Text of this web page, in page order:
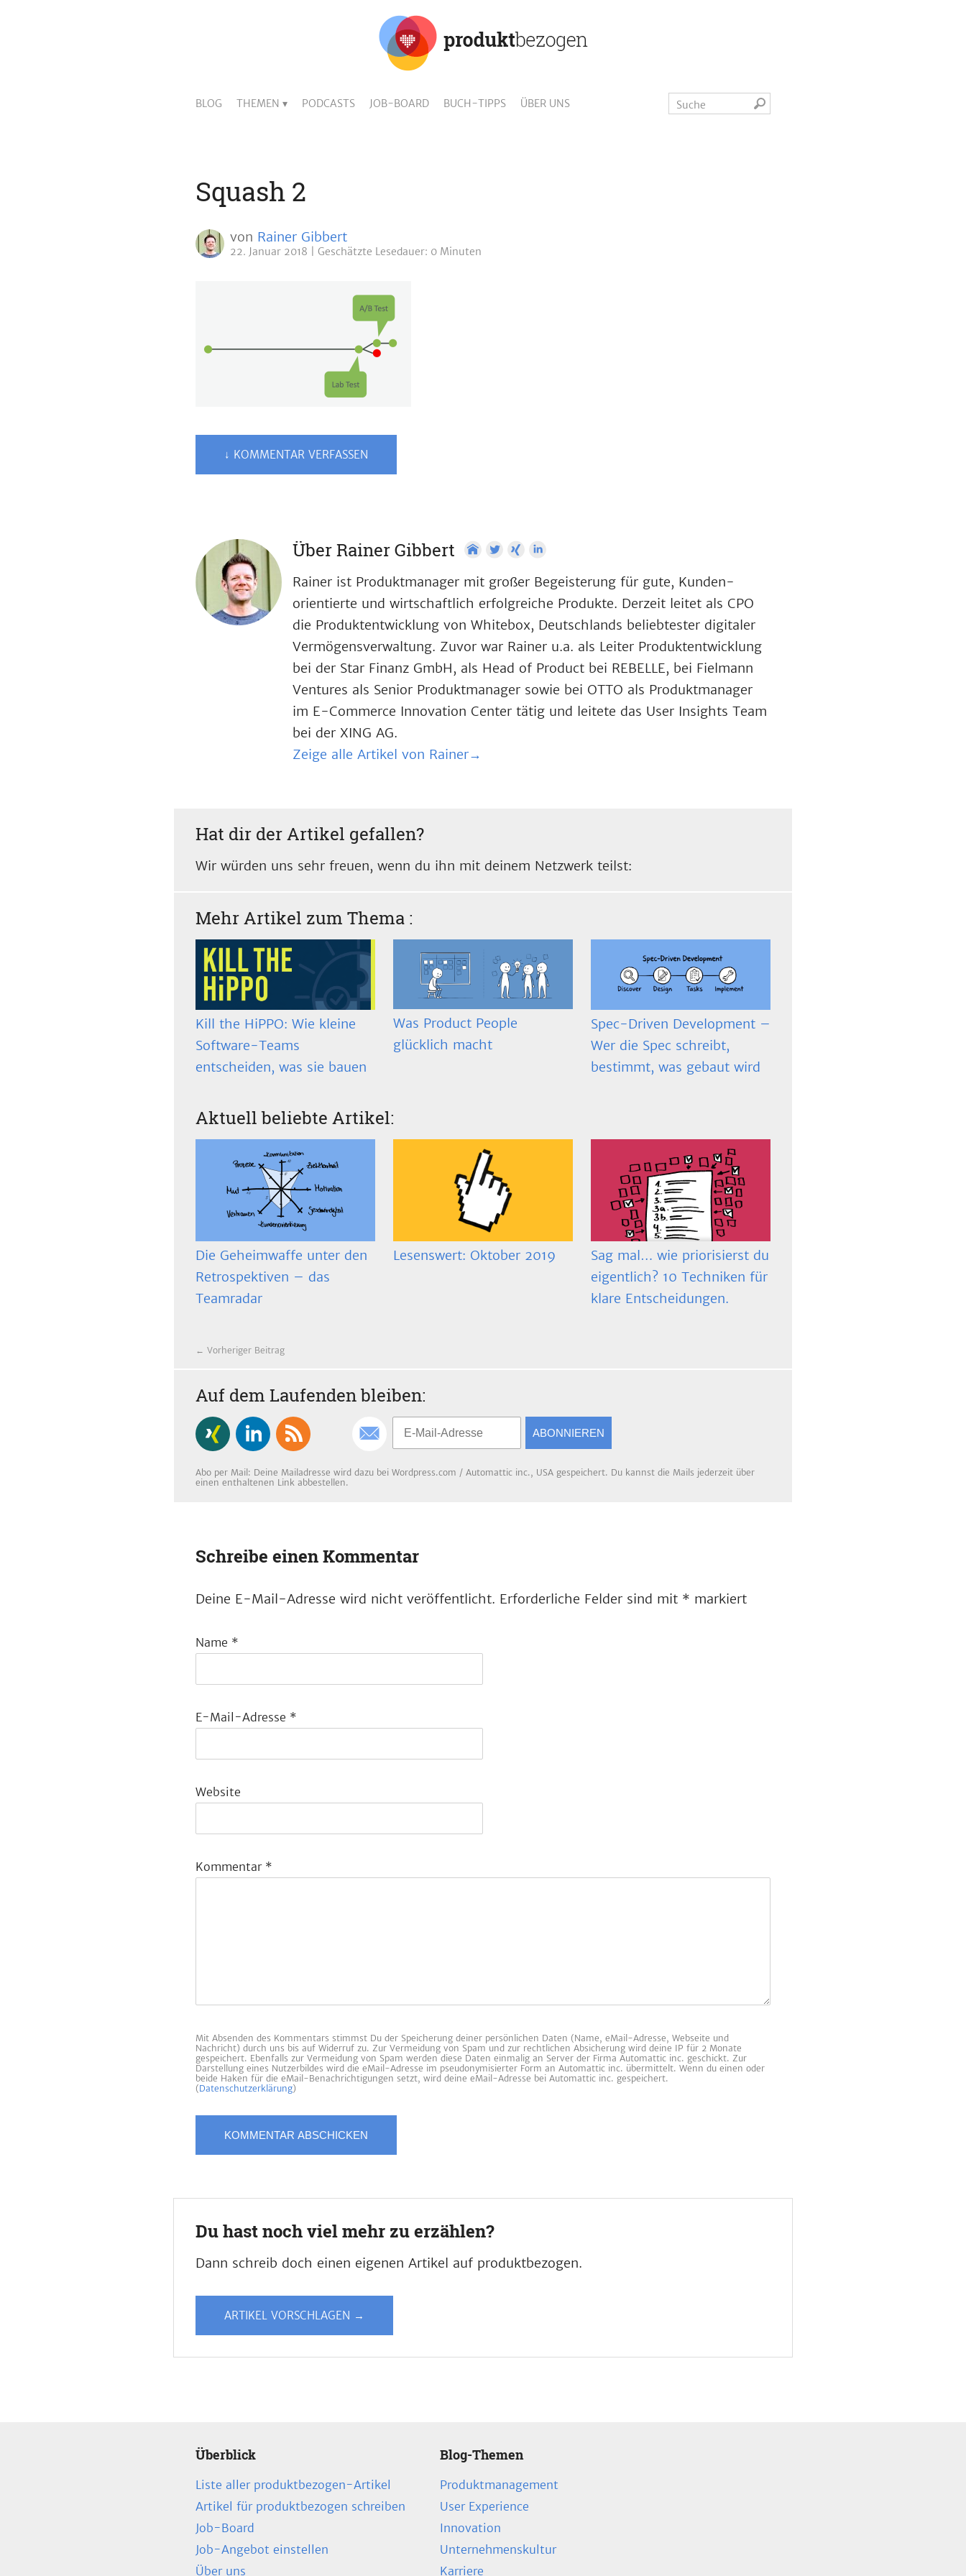
BLOG THEMEN PODCASTS JOB-BOARD BUCH-TIPPS ÜBER UNS
Squash 2
von Rainer Gibbert
22. Januar 2018 Geschätzte Lesedauer: 0 Minuten
↓ KOMMENTAR VERFASSEN
Über Rainer Gibbert
Rainer ist Produktmanager mit großer Begeisterung für gute, Kunden-
orientierte und wirtschaftlich erfolgreiche Produkte. Derzeit leitet als CPO
die Produktentwicklung von Whitebox, Deutschlands beliebtester digitaler
Vermögensverwaltung. Zuvor war Rainer u.a. als Leiter Produktentwicklung
bei der Star Finanz GmbH, als Head of Product bei REBELLE, bei Fielmann
Ventures als Senior Produktmanager sowie bei OTTO als Produktmanager
im E-Commerce Innovation Center tätig und leitete das User Insights Team
bei der XING AG.
Zeige alle Artikel von Rainer→
Hat dir der Artikel gefallen?
Wir würden uns sehr freuen, wenn du ihn mit deinem Netzwerk teilst:
Mehr Artikel zum Thema :
Kill the HiPPO: Wie kleine
Software-Teams
entscheiden, was sie bauen
Was Product People
glücklich macht
Spec-Driven Development –
Wer die Spec schreibt,
bestimmt, was gebaut wird
Aktuell beliebte Artikel:
Die Geheimwaffe unter den
Retrospektiven – das
Teamradar
Lesenswert: Oktober 2019
Sag mal… wie priorisierst du
eigentlich? 10 Techniken für
klare Entscheidungen.
← Vorheriger Beitrag
Auf dem Laufenden bleiben:
ABONNIEREN
Abo per Mail: Deine Mailadresse wird dazu bei Wordpress.com / Automattic inc., USA gespeichert. Du kannst die Mails jederzeit über
einen enthaltenen Link abbestellen.
Schreibe einen Kommentar
Deine E-Mail-Adresse wird nicht veröffentlicht. Erforderliche Felder sind mit * markiert
Name *
E-Mail-Adresse *
Website
Kommentar *
Mit Absenden des Kommentars stimmst Du der Speicherung deiner persönlichen Daten (Name, eMail-Adresse, Webseite und
Nachricht) durch uns bis auf Widerruf zu. Zur Vermeidung von Spam und zur rechtlichen Absicherung wird deine IP für 2 Monate
gespeichert. Ebenfalls zur Vermeidung von Spam werden diese Daten einmalig an Server der Firma Automattic inc. geschickt. Zur
Darstellung eines Nutzerbildes wird die eMail-Adresse im pseudonymisierter Form an Automattic inc. übermittelt. Wenn du einen oder
beide Haken für die eMail-Benachrichtigungen setzt, wird deine eMail-Adresse bei Automattic inc. gespeichert.
(Datenschutzerklärung)
Du hast noch viel mehr zu erzählen?
Dann schreib doch einen eigenen Artikel auf produktbezogen.
ARTIKEL VORSCHLAGEN →
Überblick
Liste aller produktbezogen-Artikel
Artikel für produktbezogen schreiben
Job-Board
Job-Angebot einstellen
Über uns
Blog-Themen
Produktmanagement
User Experience
Innovation
Unternehmenskultur
Karriere